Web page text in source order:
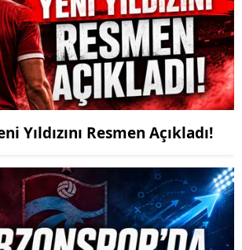
Yıldızını Resmen Açıkladı!